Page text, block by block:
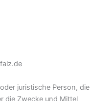
juristische Person, die
die Zwecke und Mittel